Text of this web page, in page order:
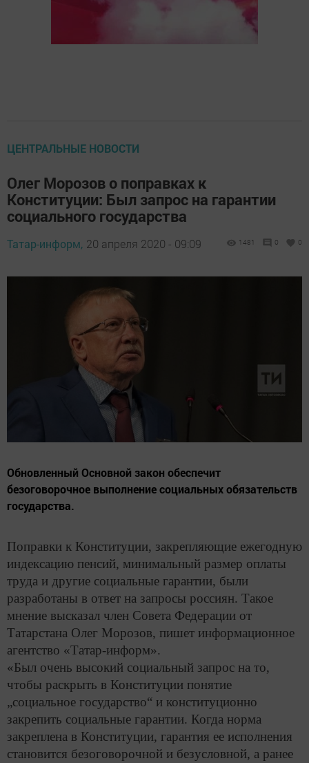
ЦЕНТРАЛЬНЫЕ НОВОСТИ
Олег Морозов о поправках к
Конституции: Был запрос на гарантии
социального государства
Татар-информ, 20 апреля 2020 - 09:09 1481 0 0
Обновленный Основной закон обеспечит
безоговорочное выполнение социальных обязательств
государства.
Поправки к Конституции, закрепляющие ежегодную
индексацию пенсий, минимальный размер оплаты
труда и другие социальные гарантии, были
разработаны в ответ на запросы россиян. Такое
мнение высказал член Совета Федерации от
Татарстана Олег Морозов, пишет информационное
агентство «Татар-информ».
«Был очень высокий социальный запрос на то,
чтобы раскрыть в Конституции понятие
„социальное государство“ и конституционно
закрепить социальные гарантии. Когда норма
закреплена в Конституции, гарантия ее исполнения
становится безоговорочной и безусловной, а ранее